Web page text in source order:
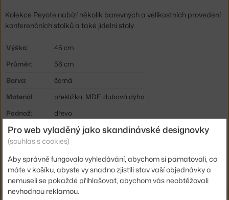
Kolekce Peyote nabízí několik barevných a velikostních provedení
konferenčních stolků a také jídelní stoly.
Výška:
45 cm
Průměr:
56 cm
Barva:
černá
Materiál:
překližka, MDF, dubová dýha
Podnož:
dřevo
Tvar stolu:
kruh
Deska stolu:
dřevo
Kód produktu BOL-03-116-10_6788588
Pro web vyladěný jako skandinávské designovky
(souhlas s cookies)
Aby správně fungovalo vyhledávání, abychom si pamatovali, co
máte v košíku, abyste vy snadno zjistili stav vaší objednávky a
nemuseli se pokaždé přihlašovat, abychom vás neobtěžovali
nevhodnou reklamou.